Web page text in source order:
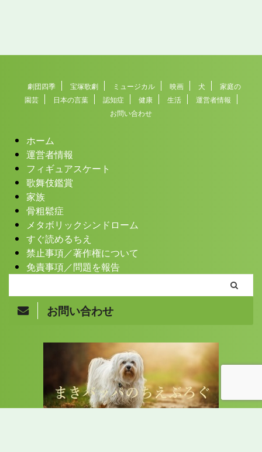
劇団四季 宝塚歌劇 ミュージカル 映画 犬
家庭の
園芸
日本の言葉 認知症 健康 生活
運営者情報
お問い合わせ
ホーム
運営者情報
フィギュアスケート
歌舞伎鑑賞
家族
骨粗鬆症
メタボリックシンドローム
すぐ読めるちえ
禁止事項／著作権について
免責事項／問題を報告
お問い合わせ
Copyright© まきバッパのちえぶろぐ , 2026 All Rights
Reserved.